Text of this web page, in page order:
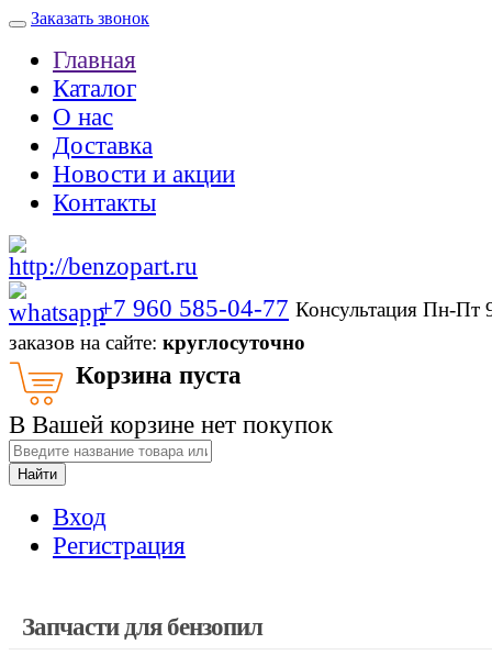
Заказать звонок
Главная
Каталог
О нас
Доставка
Новости и акции
Контакты
+7 960 585-04-77 Консультация Пн-
заказов на сайте: круглосуточно
Корзина пуста
В Вашей корзине нет покупок
Найти
Вход
Регистрация
Запчасти для бензопил